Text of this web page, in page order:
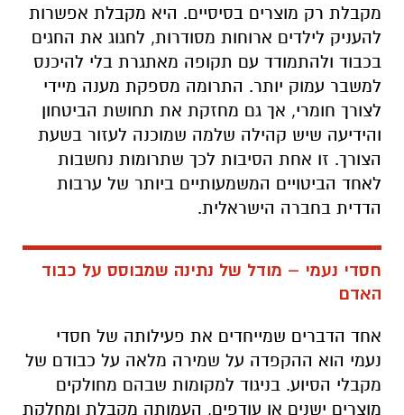
מקבלת רק מוצרים בסיסיים. היא מקבלת אפשרות
להעניק לילדים ארוחות מסודרות, לחגוג את החגים
בכבוד ולהתמודד עם תקופה מאתגרת בלי להיכנס
למשבר עמוק יותר. התרומה מספקת מענה מיידי
לצורך חומרי, אך גם מחזקת את תחושת הביטחון
והידיעה שיש קהילה שלמה שמוכנה לעזור בשעת
הצורך. זו אחת הסיבות לכך שתרומות נחשבות
לאחד הביטויים המשמעותיים ביותר של ערבות
הדדית בחברה הישראלית.
חסדי נעמי – מודל של נתינה שמבוסס על כבוד
האדם
אחד הדברים שמייחדים את פעילותה של חסדי
נעמי הוא ההקפדה על שמירה מלאה על כבודם של
מקבלי הסיוע. בניגוד למקומות שבהם מחולקים
מוצרים ישנים או עודפים, העמותה מקבלת ומחלקת